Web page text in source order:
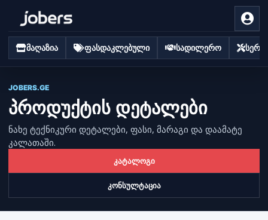
მაღაზია ფასდაკლებული სადილერო
JOBERS.GE
პროდუქტის დეტალები
ნახე ტექნიკური დეტალები, ფასი, მარაგი და დაამატე
კალათაში.
კატალოგი
კონსულტაცია